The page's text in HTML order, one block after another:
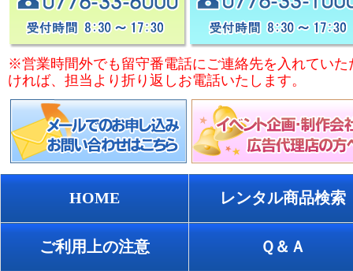
※営業時間外でも留守番電話にご連絡先を入れていた
ければ、担当より折り返しお電話いたします。
HOME レンタル商品検索
ご利用上の注意 Ｑ＆Ａ